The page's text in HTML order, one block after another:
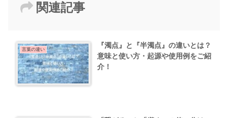
関連記事
言葉の違い
『濁点』と『半濁点』の違いとは？
意味と使い方・起源や使用例をご紹
介！